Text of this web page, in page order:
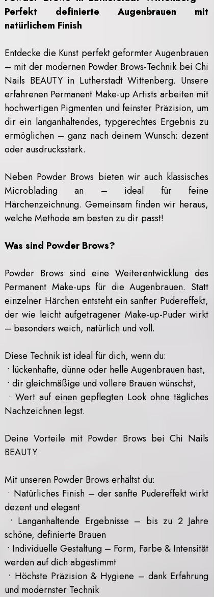
Perfekt definierte Augenbrauen mit
natürlichem Finish
Entdecke die Kunst perfekt geformter Augenbrauen
– mit der modernen Powder Brows-Technik bei Chi
Nails BEAUTY in Lutherstadt Wittenberg. Unsere
erfahrenen Permanent Make-up Artists arbeiten mit
hochwertigen Pigmenten und feinster Präzision, um
dir ein langanhaltendes, typgerechtes Ergebnis zu
ermöglichen – ganz nach deinem Wunsch: dezent
oder ausdrucksstark.
Neben Powder Brows bieten wir auch klassisches
Microblading an – ideal für feine
Härchenzeichnung. Gemeinsam finden wir heraus,
welche Methode am besten zu dir passt!
Was sind Powder Brows?
Powder Brows sind eine Weiterentwicklung des
Permanent Make-ups für die Augenbrauen. Statt
einzelner Härchen entsteht ein sanfter Pudereffekt,
der wie leicht aufgetragener Make-up-Puder wirkt
– besonders weich, natürlich und voll.
Diese Technik ist ideal für dich, wenn du:
• lückenhafte, dünne oder helle Augenbrauen hast,
• dir gleichmäßige und vollere Brauen wünschst,
• Wert auf einen gepflegten Look ohne tägliches
Nachzeichnen legst.
Deine Vorteile mit Powder Brows bei Chi Nails
BEAUTY
Mit unseren Powder Brows erhältst du:
• Natürliches Finish – der sanfte Pudereffekt wirkt
dezent und elegant
• Langanhaltende Ergebnisse – bis zu 2 Jahre
schöne, definierte Brauen
• Individuelle Gestaltung – Form, Farbe & Intensität
werden auf dich abgestimmt
• Höchste Präzision & Hygiene – dank Erfahrung
und modernster Technik